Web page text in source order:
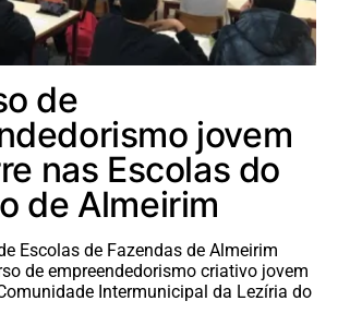
de
jovem
nas Escolas do
de Almeirim
Escolas de Fazendas de Almeirim
de empreendedorismo criativo jovem
Intermunicipal da Lezíria do